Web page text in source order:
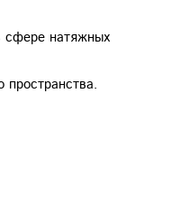
сфере натяжных